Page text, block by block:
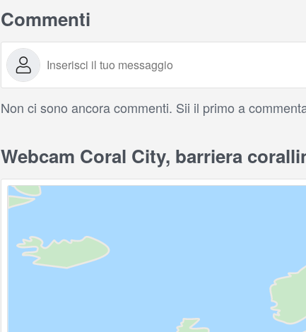
Commenti
Non ci sono ancora commenti. Sii il primo a
Webcam Coral City, barriera